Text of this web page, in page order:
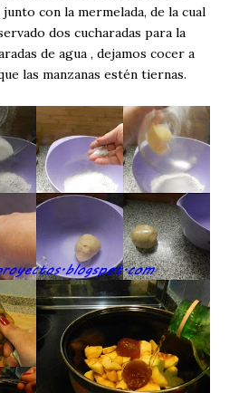
con la mermelada, de la cual
dos cucharadas para la
de agua , dejamos cocer a
las manzanas estén tiernas.